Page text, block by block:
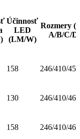
Účinnosť
LED
(LM/W)
Rozmery
A/B/C/
158 246/410/
130 246/410/
158 246/410/